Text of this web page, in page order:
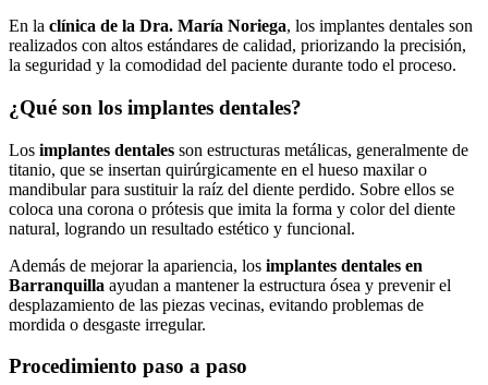
En la clínica de la Dra. María Noriega, los implantes dentales son
realizados con altos estándares de calidad, priorizando la precisión,
la seguridad y la comodidad del paciente durante todo el proceso.
¿Qué son los implantes dentales?
Los implantes dentales son estructuras metálicas, generalmente de
titanio, que se insertan quirúrgicamente en el hueso maxilar o
mandibular para sustituir la raíz del diente perdido. Sobre ellos se
coloca una corona o prótesis que imita la forma y color del diente
natural, logrando un resultado estético y funcional.
Además de mejorar la apariencia, los implantes dentales en
Barranquilla ayudan a mantener la estructura ósea y prevenir el
desplazamiento de las piezas vecinas, evitando problemas de
mordida o desgaste irregular.
Procedimiento paso a paso